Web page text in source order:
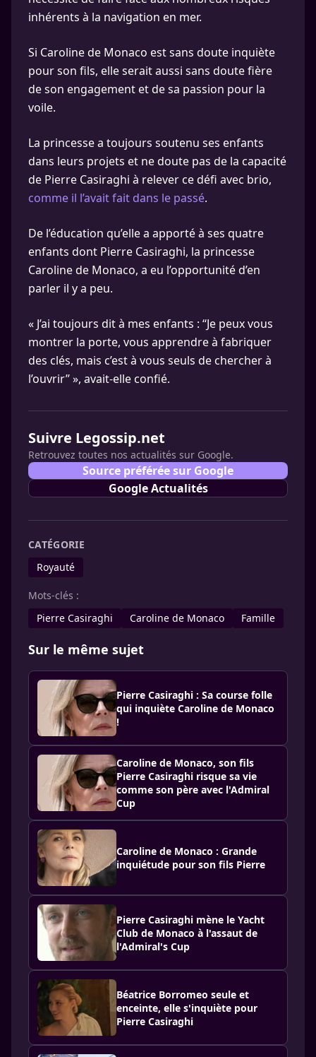
inhérents à la navigation en mer.
Si Caroline de Monaco est sans doute inquiète
pour son fils, elle serait aussi sans doute fière
de son engagement et de sa passion pour la
voile.
La princesse a toujours soutenu ses enfants
dans leurs projets et ne doute pas de la capacité
de Pierre Casiraghi à relever ce défi avec brio,
comme il l’avait fait dans le passé.
De l’éducation qu’elle a apporté à ses quatre
enfants dont Pierre Casiraghi, la princesse
Caroline de Monaco, a eu l’opportunité d’en
parler il y a peu.
« J’ai toujours dit à mes enfants : ‘‘Je peux vous
montrer la porte, vous apprendre à fabriquer
des clés, mais c’est à vous seuls de chercher à
l’ouvrir’’ », avait-elle confié.
Suivre Legossip.net
Retrouvez toutes nos actualités sur Google.
Source préférée sur Google
Google Actualités
CATÉGORIE
Royauté
Mots-clés :
Pierre Casiraghi
Caroline de Monaco Famille
Sur le même sujet
Pierre Casiraghi : Sa course folle
qui inquiète Caroline de Monaco
!
Caroline de Monaco, son fils
Pierre Casiraghi risque sa vie
comme son père avec l'Admiral
Cup
Caroline de Monaco : Grande
inquiétude pour son fils Pierre
Pierre Casiraghi mène le Yacht
Club de Monaco à l'assaut de
l'Admiral's Cup
Béatrice Borromeo seule et
enceinte, elle s'inquiète pour
Pierre Casiraghi